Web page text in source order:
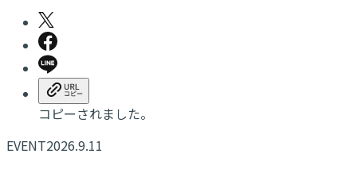
コピーされました。
EVENT2026.9.11